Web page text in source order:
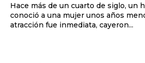
Hace más de un cuarto de siglo, un
conoció a una mujer unos años
atracción fue inmediata, cayeron...